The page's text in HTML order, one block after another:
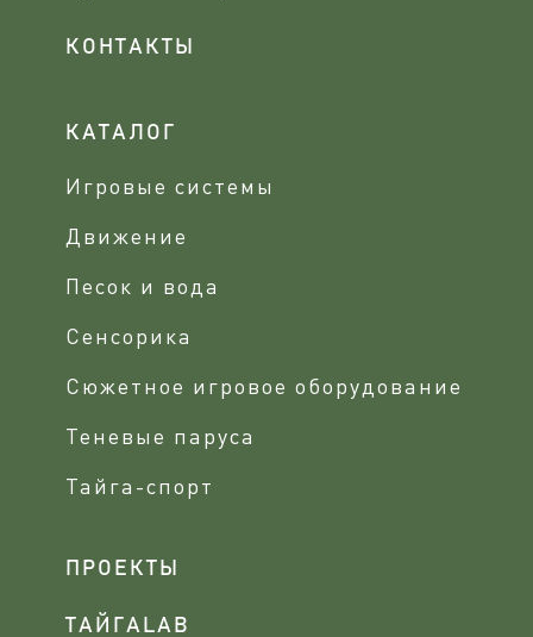
КОНТАКТЫ
КАТАЛОГ
Игровые системы
Движение
Песок и вода
Сенсорика
Сюжетное игровое оборудование
Теневые паруса
Тайга-спорт
ПРОЕКТЫ
ТАЙГАLAB